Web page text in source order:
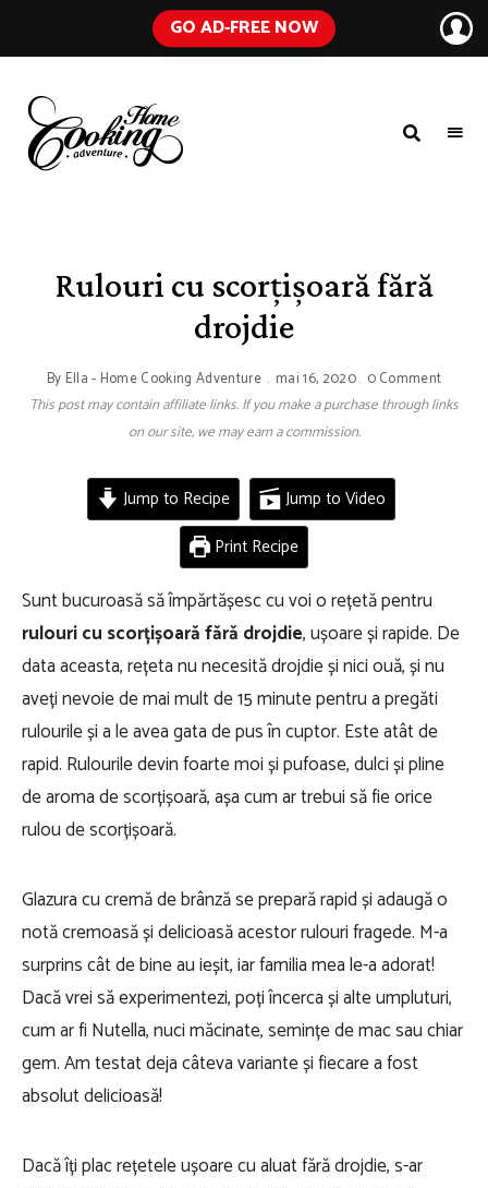
GO AD-FREE NOW
Everyday
Ingredients
Rulouri cu scorțișoară fără
drojdie
By Ella - Home Cooking Adventure mai 16, 2020 0 Comment
This post may contain affiliate links. If you make a purchase through links
on our site, we may earn a commission.
Jump to Recipe
Jump to Video
Print Recipe
Sunt bucuroasă să împărtășesc cu voi o rețetă pentru
rulouri cu scorțișoară fără drojdie, ușoare și rapide. De
data aceasta, rețeta nu necesită drojdie și nici ouă, și nu
aveți nevoie de mai mult de 15 minute pentru a pregăti
rulourile și a le avea gata de pus în cuptor. Este atât de
rapid. Rulourile devin foarte moi și pufoase, dulci și pline
de aroma de scorțișoară, așa cum ar trebui să fie orice
rulou de scorțișoară.
Glazura cu cremă de brânză se prepară rapid și adaugă o
notă cremoasă și delicioasă acestor rulouri fragede. M-a
surprins cât de bine au ieșit, iar familia mea le-a adorat!
Dacă vrei să experimentezi, poți încerca și alte umpluturi,
cum ar fi Nutella, nuci măcinate, semințe de mac sau chiar
gem. Am testat deja câteva variante și fiecare a fost
absolut delicioasă!
Dacă îți plac rețetele ușoare cu aluat fără drojdie, s-ar